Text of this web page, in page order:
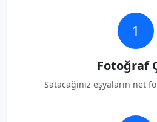
1
Fotoğraf
Satacağınız eşyaların net